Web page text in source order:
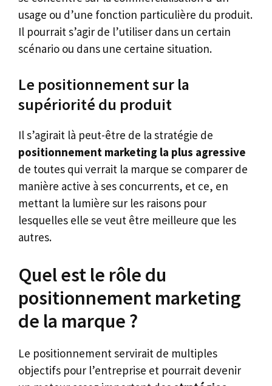
usage ou d’une fonction particulière du produit.
Il pourrait s’agir de l’utiliser dans un certain
scénario ou dans une certaine situation.
Le positionnement sur la
supériorité du produit
Il s’agirait là peut-être de la stratégie de
positionnement marketing la plus agressive
de toutes qui verrait la marque se comparer de
manière active à ses concurrents, et ce, en
mettant la lumière sur les raisons pour
lesquelles elle se veut être meilleure que les
autres.
Quel est le rôle du
positionnement marketing
de la marque ?
Le positionnement servirait de multiples
objectifs pour l’entreprise et pourrait devenir